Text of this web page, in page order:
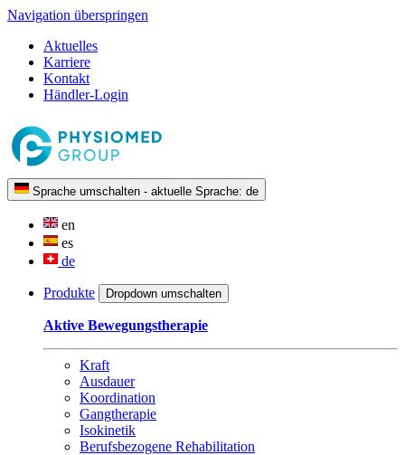
Navigation überspringen
Aktuelles
Karriere
Kontakt
Händler-Login
Sprache umschalten - aktuelle Sprache: de
en
es
de
Produkte Dropdown umschalten
Aktive Bewegungstherapie
Kraft
Ausdauer
Koordination
Gangtherapie
Isokinetik
Berufsbezogene Rehabilitation